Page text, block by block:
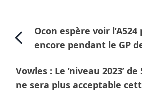
Ocon espère voir
encore pendant le GP
Vowles : Le ’niveau 2023’
ne sera plus acceptable